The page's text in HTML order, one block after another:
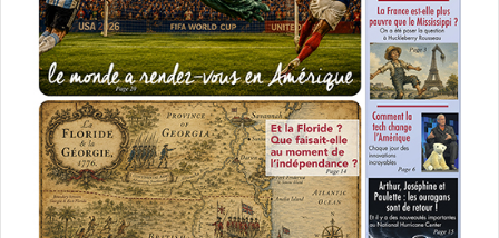
travers et autour de laquelle l’histoire se déplace. Le
nouveau roman de Lauren Groff, son premier depuis Fates
and Furies, est une exploration provocante et opportune
du pouvoir brut de la créativité féminine dans un monde
corrompu. »